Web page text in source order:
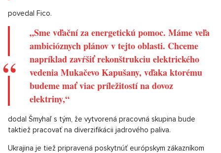
povedal Fico.
„Sme vďační za energetickú pomoc. Máme veľa
ambicióznych plánov v tejto oblasti. Chceme
napríklad zavŕšiť rekonštrukciu elektrického
vedenia Mukačevo Kapušany, vďaka ktorému
budeme mať viac príležitostí na dovoz
elektriny,“
dodal Šmyhaľ s tým, že vytvorená pracovná skupina bude
taktiež pracovať na diverzifikácii jadrového paliva.
Ukrajina je tiež pripravená poskytnúť európskym zákazníkom